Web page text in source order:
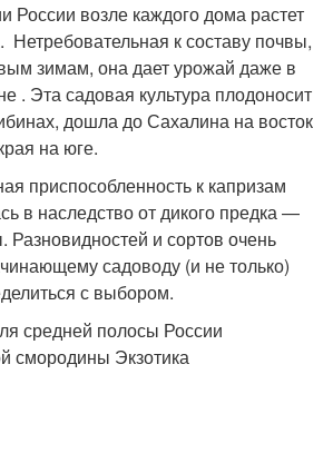
России возле каждого дома растет
к составу почвы,
зимам, она дает урожай даже в
. Эта садовая культура плодоносит
дошла до Сахалина на восток
на юге.
приспособленность к капризам
в наследство от дикого предка —
и сортов очень
садоводу (и не только)
с выбором.
средней полосы России
смородины Экзотика